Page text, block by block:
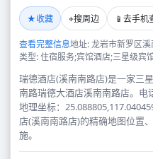
★收藏 ⌖搜周边 📱 去手机
查看完整信息地址: 龙岩市新罗区
类型: 住宿服务;宾馆酒店;三星级宾
瑞德酒店(溪南南路店)是一家三
南路瑞德大酒店溪南南路店。电
地理坐标：
店(溪南南路店)的精确地图位置
施。